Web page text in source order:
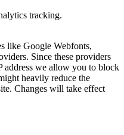
tracking.
like Google Webfonts,
Since these providers
address we allow you to block
heavily reduce the
Changes will take effect